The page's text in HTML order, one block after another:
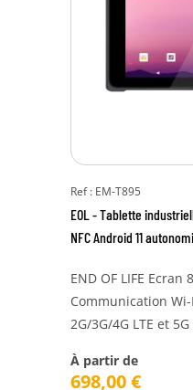
Ref : EM-T895
EOL - Tablette
NFC Android 11
END OF LIFE
Communication
2G/3G/4G LTE et 5G
À partir de
698,00€